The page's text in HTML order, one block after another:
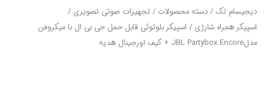
دیجیسام تک/دسته محصولات /تجهیزات صوتی تصویری /
اسپیکر همراه شارژی / اسپیکر بلوتوثی قابل حمل جی بی ال با میکروفن
مدلJBL Partybox Encore + کیف اورجینال هدیه